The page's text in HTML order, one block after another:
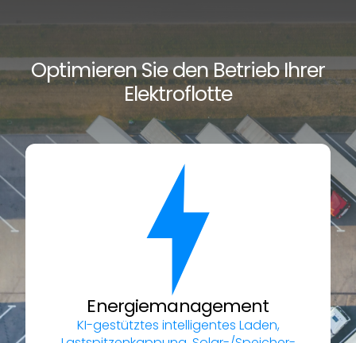
Optimieren Sie den Betrieb Ihrer
Elektroflotte
Energiemanagement
KI-gestütztes intelligentes Laden,